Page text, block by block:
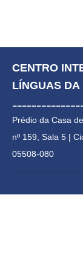
CENTRO
LÍNGUAS DA
Prédio da Casa
nº 159, Sala 5 |
05508-080